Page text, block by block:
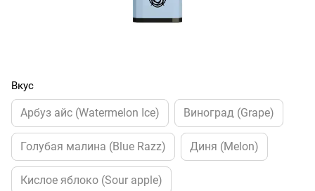
Вкус
Арбуз айс (Watermelon Ice) Виноград (Grape)
Голубая малина (Blue Razz) Диня (Melon)
Кислое яблоко (Sour apple)